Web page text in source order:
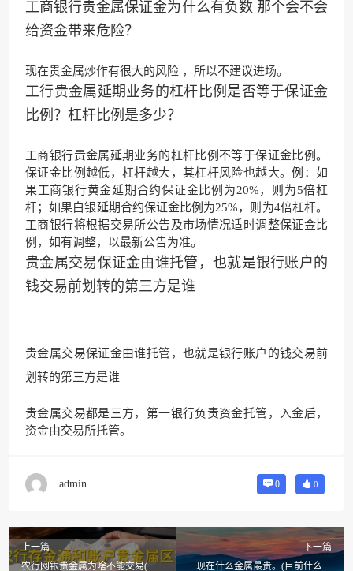
工商银行贵金属保证金为什么有负数 那个会不会
给资金带来危险？
现在贵金属炒作有很大的风险 ，所以不建议进场。
工行贵金属延期业务的杠杆比例是否等于保证金
比例？杠杆比例是多少？
工商银行贵金属延期业务的杠杆比例不等于保证金比例。
保证金比例越低，杠杆越大，其杠杆风险也越大。例：如
果工商银行黄金延期合约保证金比例为20%，则为5倍杠
杆；如果白银延期合约保证金比例为25%，则为4倍杠杆。
工商银行将根据交易所公告及市场情况适时调整保证金比
例，如有调整，以最新公告为准。
贵金属交易保证金由谁托管，也就是银行账户的
钱交易前划转的第三方是谁
贵金属交易保证金由谁托管，也就是银行账户的钱交易前
划转的第三方是谁
贵金属交易都是三方，第一银行负责资金托管，入金后，
资金由交易所托管。
admin 0 0
上一篇
农行网银贵金属为啥不能交易(农
下一篇
现在什么金属最贵。(目前什么金